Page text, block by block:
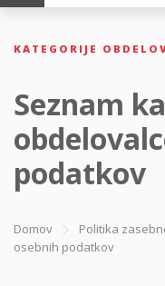
KATEGORIJE
Seznam
podatkov
Domov Politika
osebnih podatkov